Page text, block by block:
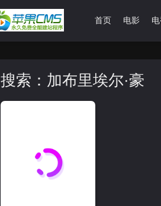
首页 电影
搜索：加布里埃尔·豪